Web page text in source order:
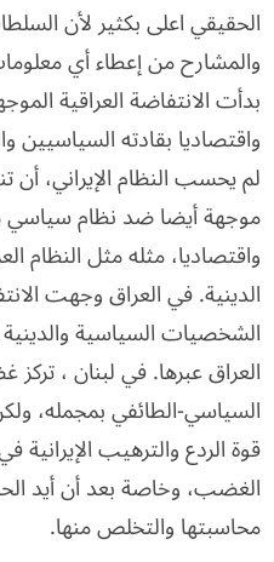
الحقيقي اعلى بكثير لأن
والمشارح من إعطاء أي
بدأت الانتفاضة العراقية
واقتصاديا بقادته السياسيين
لم يحسب النظام الإيراني، أن
موجهة أيضا ضد نظام سياسي
واقتصاديا، مثله مثل النظام
الدينية. في العراق وجهت
الشخصيات السياسية
العراق عبرها. في لبنان ،
السياسي-الطائفي بمجمله،
قوة الردع والترهيب
الغضب، وخاصة بعد أن أيد
محاسبتها والتخلص منها.